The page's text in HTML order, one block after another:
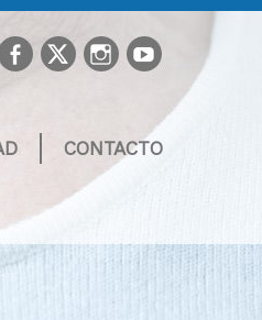
facebook
TwitterInstagram
youtube
CONTACTO